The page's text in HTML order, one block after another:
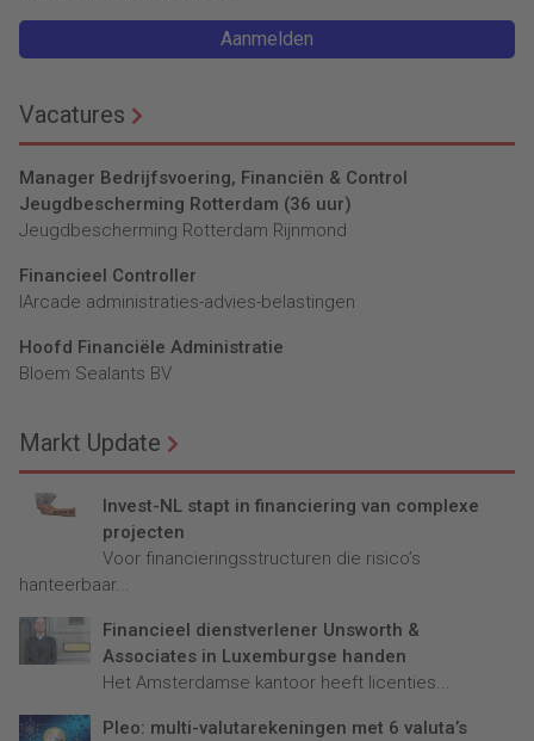
Aanmelden
Vacatures
Manager Bedrijfsvoering, Financiën & Control
Jeugdbescherming Rotterdam (36 uur)
Jeugdbescherming Rotterdam Rijnmond
Financieel Controller
lArcade administraties-advies-belastingen
Hoofd Financiële Administratie
Bloem Sealants BV
Markt Update
Invest-NL stapt in financiering van complexe
projecten
Voor financieringsstructuren die risico’s
hanteerbaar...
Financieel dienstverlener Unsworth &
Associates in Luxemburgse handen
Het Amsterdamse kantoor heeft licenties...
Pleo: multi-valutarekeningen met 6 valuta’s